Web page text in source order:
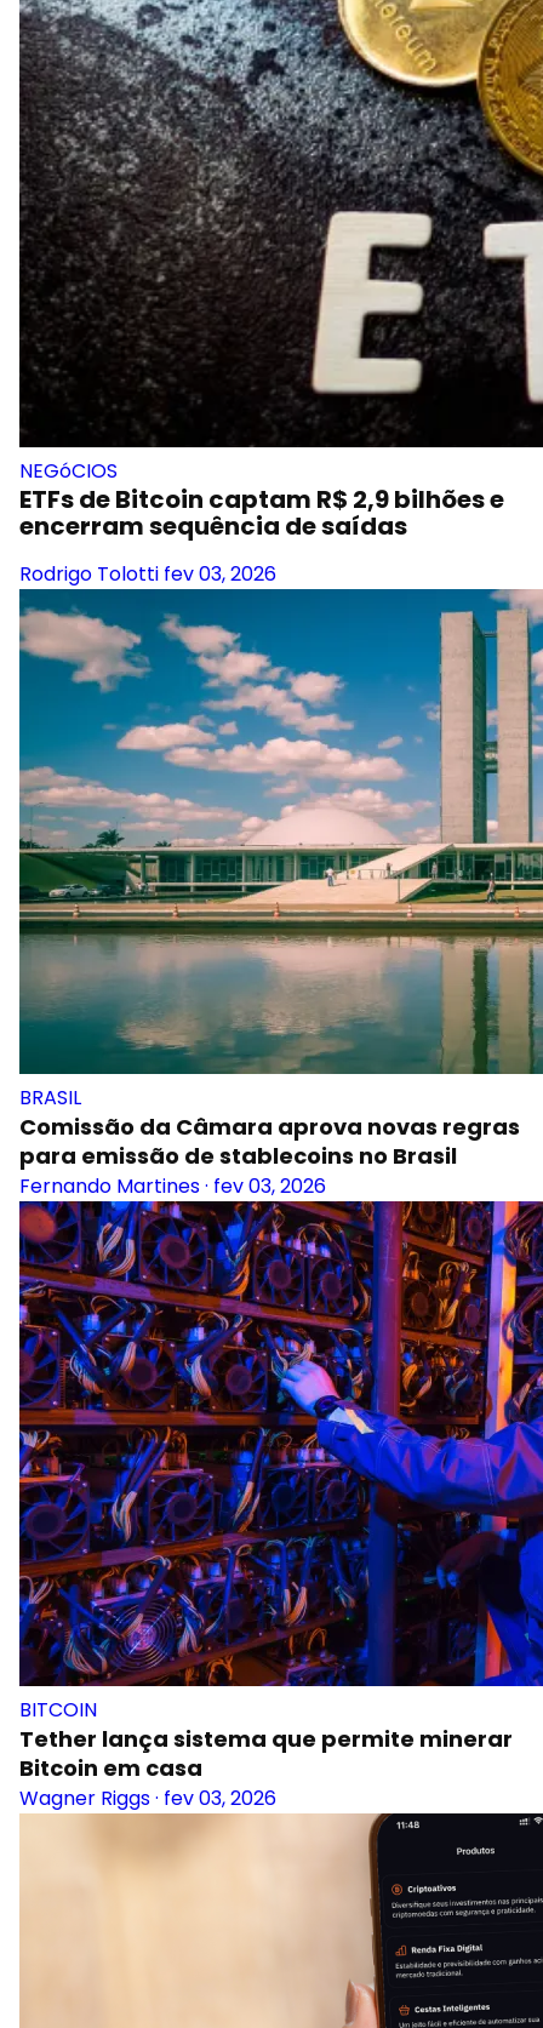
NEGóCIOS
ETFs de Bitcoin captam R$ 2,9 bilhões e
encerram sequência de saídas
Rodrigo Tolotti fev 03, 2026
BRASIL
Comissão da Câmara aprova novas regras
para emissão de stablecoins no Brasil
Fernando Martines· fev 03, 2026
BITCOIN
Tether lança sistema que permite minerar
Bitcoin em casa
Wagner Riggs· fev 03, 2026